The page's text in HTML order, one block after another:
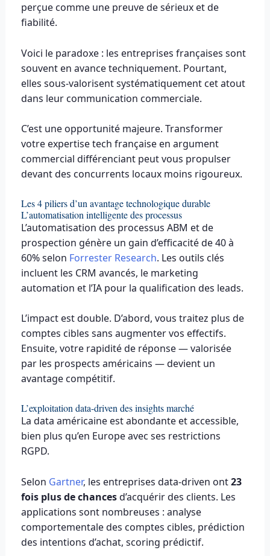
perçue comme une preuve de sérieux et de
fiabilité.
Voici le paradoxe : les entreprises françaises sont
souvent en avance techniquement. Pourtant,
elles sous-valorisent systématiquement cet atout
dans leur communication commerciale.
C’est une opportunité majeure. Transformer
votre expertise tech française en argument
commercial différenciant peut vous propulser
devant des concurrents locaux moins rigoureux.
Les 4 piliers d’un avantage technologique durable
L’automatisation intelligente des processus
L’automatisation des processus ABM et de
prospection génère un gain d’efficacité de 40 à
60% selon Forrester Research. Les outils clés
incluent les CRM avancés, le marketing
automation et l’IA pour la qualification des leads.
L’impact est double. D’abord, vous traitez plus de
comptes cibles sans augmenter vos effectifs.
Ensuite, votre rapidité de réponse — valorisée
par les prospects américains — devient un
avantage compétitif.
L’exploitation data-driven des insights marché
La data américaine est abondante et accessible,
bien plus qu’en Europe avec ses restrictions
RGPD.
Selon Gartner, les entreprises data-driven ont23
fois plus de chancesd’acquérir des clients. Les
applications sont nombreuses : analyse
comportementale des comptes cibles, prédiction
des intentions d’achat, scoring prédictif.